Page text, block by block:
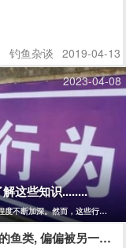
钓鱼杂谈 2019-04-13
2023-04-08
这些知识........
不断加深。然而，这些行为也
鱼类, 偏偏被另一种